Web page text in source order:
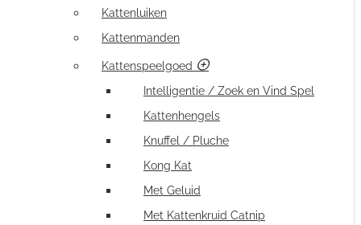
Kattenluiken
Kattenmanden
Kattenspeelgoed
Intelligentie / Zoek en Vind Spel
Kattenhengels
Knuffel / Pluche
Kong Kat
Met Geluid
Met Kattenkruid Catnip